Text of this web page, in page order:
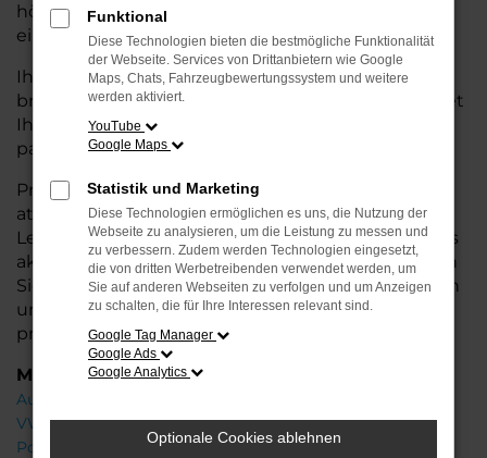
höchsten Fahrkomfort, innovative Features und
eine herausragende Wirtschaftlichkeit.
Ihr Audi Autohaus in Achim steht Ihnen mit einer
breiten Auswahl an Neuwagen zur Seite und bietet
Ihnen umfassende
passende Fahrzeug finden.
Profitieren Sie von zusätzlichen Services wie
attraktiven Finanzierungsmöglichkeiten,
Leasingangeboten und der Inzahlungnahme Ihres
aktuellen Fahrzeugs. Besuchen Sie uns und lassen
Sie sich von unseren Experten beraten – wir freuen
uns, Ihnen den perfekten Neuwagen zu
präsentieren!
Marken
Audi
VW
Porsche
Funktional
Diese Technologien bieten die bestmögliche Funktionalität
der Webseite. Services von Drittanbietern wie Google
Maps, Chats, Fahrzeugbewertungssystem und weitere
werden aktiviert.
YouTube
Google Maps
Statistik und Marketing
Diese Technologien ermöglichen es uns, die Nutzung der
Webseite zu analysieren, um die Leistung zu messen und
zu verbessern. Zudem werden Technologien eingesetzt,
die von dritten Werbetreibenden verwendet werden, um
Sie auf anderen Webseiten zu verfolgen und um Anzeigen
zu schalten, die für Ihre Interessen relevant sind.
Google Tag Manager
Google Ads
Google Analytics
Optionale Cookies ablehnen